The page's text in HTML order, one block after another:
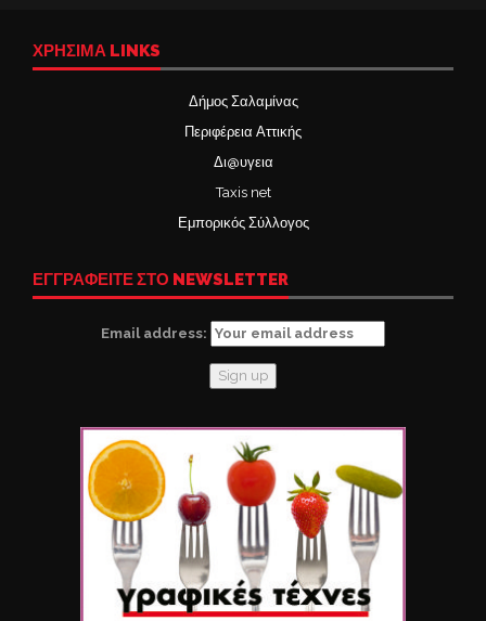
ΧΡΉΣΙΜΑ LINKS
Δήμος Σαλαμίνας
Περιφέρεια Αττικής
Δι@υγεια
Taxis net
Εμπορικός Σύλλογος
ΕΓΓΡΑΦΕΙΤΕ ΣΤΟ NEWSLETTER
Email address: